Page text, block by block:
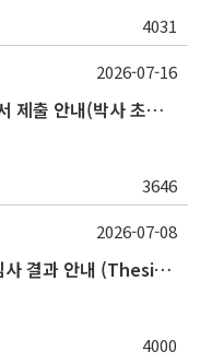
4031
2026학년도 2학기 논문작성계획서 제출 안내(박사 초심 일정 포함)_Thesis Proposal
3646
2026-07-16
2026학년도 1학기 석·박사 논문심사 결과 안내 (Thesis Defense Result)
4000
2026-07-08